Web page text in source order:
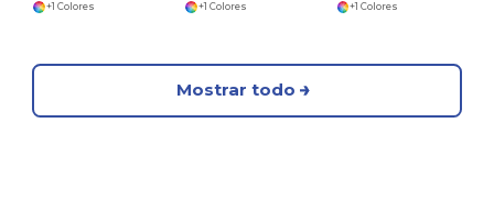
+1 Colores
+1 Colores
+1 Colores
Mostrar todo